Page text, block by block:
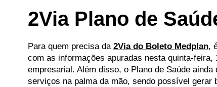
2Via Plano de
Para quem precisa da 2Via do Boleto Medplan,
com as informações apuradas nesta quinta-
empresarial. Além disso, o Plano de Saúde
serviços na palma da mão, sendo possível gerar